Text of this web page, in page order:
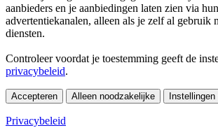
aanbieders en je aanbiedingen laten zien via
advertentiekanalen, alleen als je zelf al gebruik
diensten.
Controleer voordat je toestemming geeft de
privacybeleid.
Accepteren Alleen noodzakelijke
Privacybeleid